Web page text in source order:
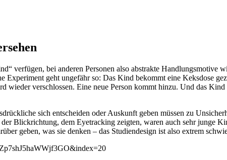
verfügen, bei anderen Personen also abstrakte Handlungsmotive
Experiment geht ungefähr so: Das Kind bekommt eine Keksdose
verschlossen. Eine neue Person kommt hinzu. Und das
sich entscheiden oder Auskunft geben müssen zu
Blickrichtung, dem Eyetracking zeigten, waren auch sehr junge
geben, was sie denken – das Studiendesign ist also extrem